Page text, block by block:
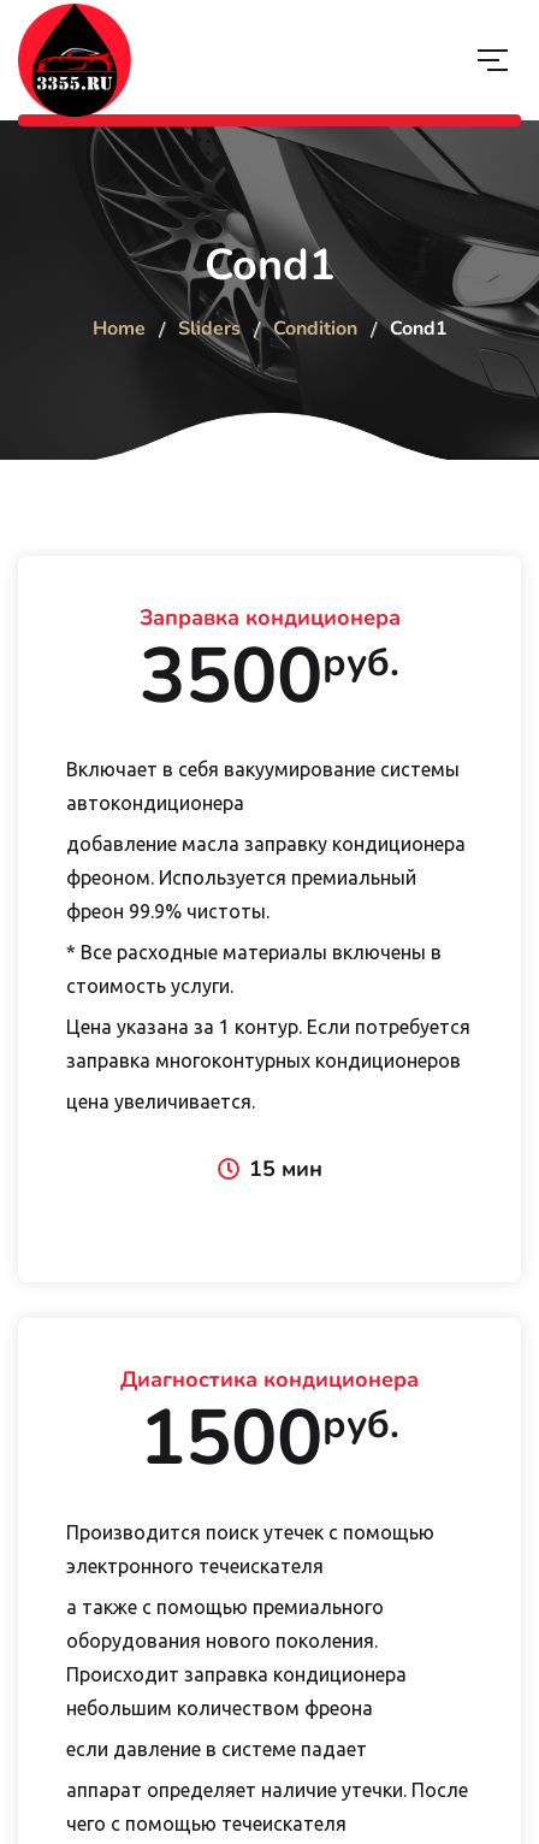
Cond1
Home Sliders Condition Cond1
Заправка кондиционера
3500руб.
Включает в себя вакуумирование системы
автокондиционера
добавление масла заправку кондиционера
фреоном. Используется премиальный
фреон 99.9% чистоты.
* Все расходные материалы включены в
стоимость услуги.
Цена указана за 1 контур. Если потребуется
заправка многоконтурных кондиционеров
цена увеличивается.
15 мин
Диагностика кондиционера
1500руб.
Производится поиск утечек с помощью
электронного течеискателя
а также с помощью премиального
оборудования нового поколения.
Происходит заправка кондиционера
небольшим количеством фреона
если давление в системе падает
аппарат определяет наличие утечки. После
чего с помощью течеискателя